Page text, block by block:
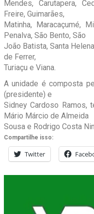
Mendes, Carutapera,
Freire, Guimarães,
Matinha, Maracaçumé,
Penalva, São Bento, São
João Batista, Santa
de Ferrer,
Turiaçu e Viana.
A unidade é composta
(presidente) e
Sidney Cardoso Ramos,
Mário Márcio de Almeida
Sousa e Rodrigo Costa
Compartilhe isso:
Twitter